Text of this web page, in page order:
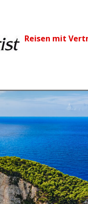
Reisen mit